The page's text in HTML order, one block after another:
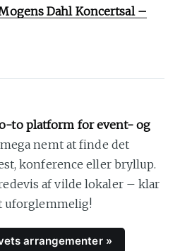
Dahl Koncertsal –
to platform for event- og
nemt at finde det
konference eller bryllup.
af vilde lokaler – klar
uforglemmelig!
arrangementer »